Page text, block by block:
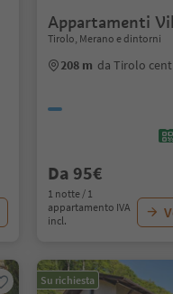
Appartamenti
Tirolo, Merano e dintorni
208 m da Tirolo
Da 95€
1 notte / 1
appartamento IVA
incl.
Su richiesta